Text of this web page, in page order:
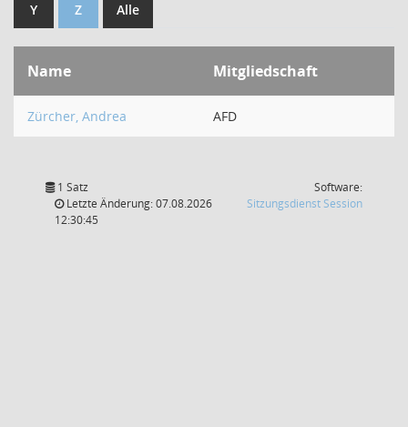
Y Z Alle
Name Mitgliedschaft
Zürcher, Andrea AFD
1 Satz
Letzte Änderung: 07.08.2026
12:30:45
Software:
Sitzungsdienst Session(Wird in